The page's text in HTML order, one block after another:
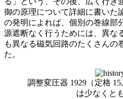
御の原理について詳細に書いた
の発明によれば、個別の巻線部
源遮断なく行うためには、異な
も異なる磁気回路のたくさんの
た。
調整変圧器 1929（定格
は少なくと